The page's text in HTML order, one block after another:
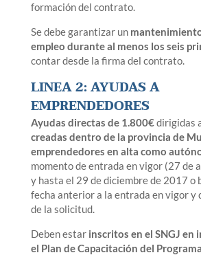
formación del contrato.
Se debe garantizar un
empleo durante al menos los seis
contar desde la firma del contrato.
LINEA 2: AYUDAS A
EMPRENDEDORES
Ayudas directas de 1.800€dirigidas
creadas dentro de la provincia de
emprendedores en alta como
momento de entrada en vigor (27 de
y hasta el 29 de diciembre de 2017 o
fecha anterior a la entrada en vigor y
de la solicitud.
Deben estar inscritos en el SNGJ en
el Plan de Capacitación del